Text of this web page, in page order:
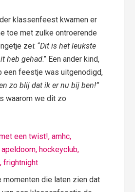
klassenfeest kwamen er
toe met zulke ontroerende
zei: “Dit is het leukste
heb gehad.” Een ander kind,
een feestje was uitgenodigd,
zo blij dat ik er nu bij ben!”
waarom we dit zo
momenten die laten zien dat